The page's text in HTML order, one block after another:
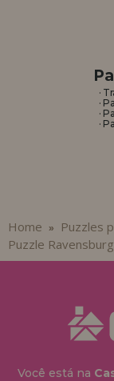
·
·
·
·
Home » Puzzles
Puzzle
Você está na